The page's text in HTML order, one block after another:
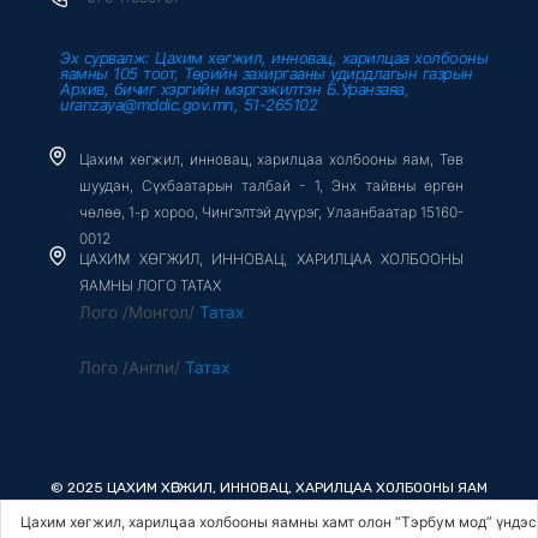
хөгжил, харилцаа холбооны яамны хамт олон “Тэрбум мод” үндэсний
Эх сурвалж: Цахим хөгжил, инновац, харилцаа холбооны
яамны 105 тоот, Төрийн захиргааны удирдлагын газрын
Архив, бичиг хэргийн мэргэжилтэн Б.Уранзаяа,
uranzaya@mddic.gov.mn, 51-265102
Цахим хөгжил, инновац, харилцаа холбооны яам, Төв
шуудан, Сүхбаатарын талбай - 1, Энх тайвны өргөн
чөлөө, 1-р хороо, Чингэлтэй дүүрэг, Улаанбаатар 15160-
0012
ЦАХИМ ХӨГЖИЛ, ИННОВАЦ, ХАРИЛЦАА ХОЛБООНЫ
ЯАМНЫ ЛОГО ТАТАХ
Лого /Монгол/ Татах
Лого /Англи/ Татах
© 2025 ЦАХИМ ХӨГЖИЛ, ИННОВАЦ, ХАРИЛЦАА ХОЛБООНЫ ЯАМ